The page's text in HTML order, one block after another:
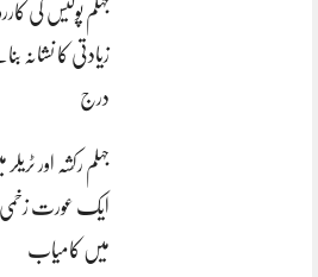
زیادتی کا نشانہ
درج
جہلم رکشہ اور
ایک عورت زخمی
میں کامیاب